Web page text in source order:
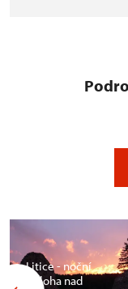
Litice - noční
obloha nad